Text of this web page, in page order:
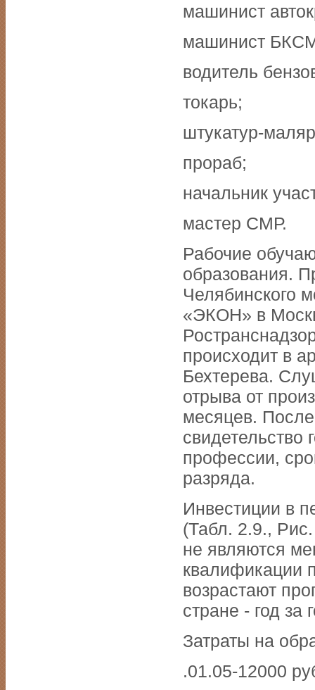
машинист
машинист
водитель
токарь;
штукатур-
прораб;
начальник
мастер СМР.
Рабочие
образования.
Челябинского
«ЭКОН» в
происходит в
Бехтерева.
отрыва от
месяцев.
свидетельство
профессии,
разряда.
Инвестиции в
(Табл. 2.9.,
не являются
квалификации
возрастают
стране - год
Затраты на
.01.05-12000